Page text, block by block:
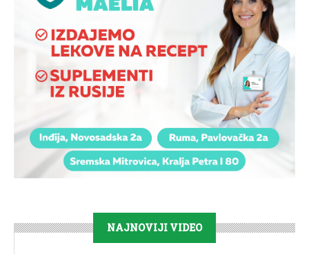
NAJNOVIJI VIDEO